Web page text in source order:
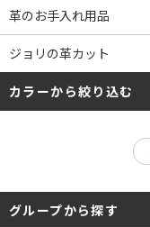
革のお手入れ用品
ジョリの革カット
カラーから絞り込む
グループから探す